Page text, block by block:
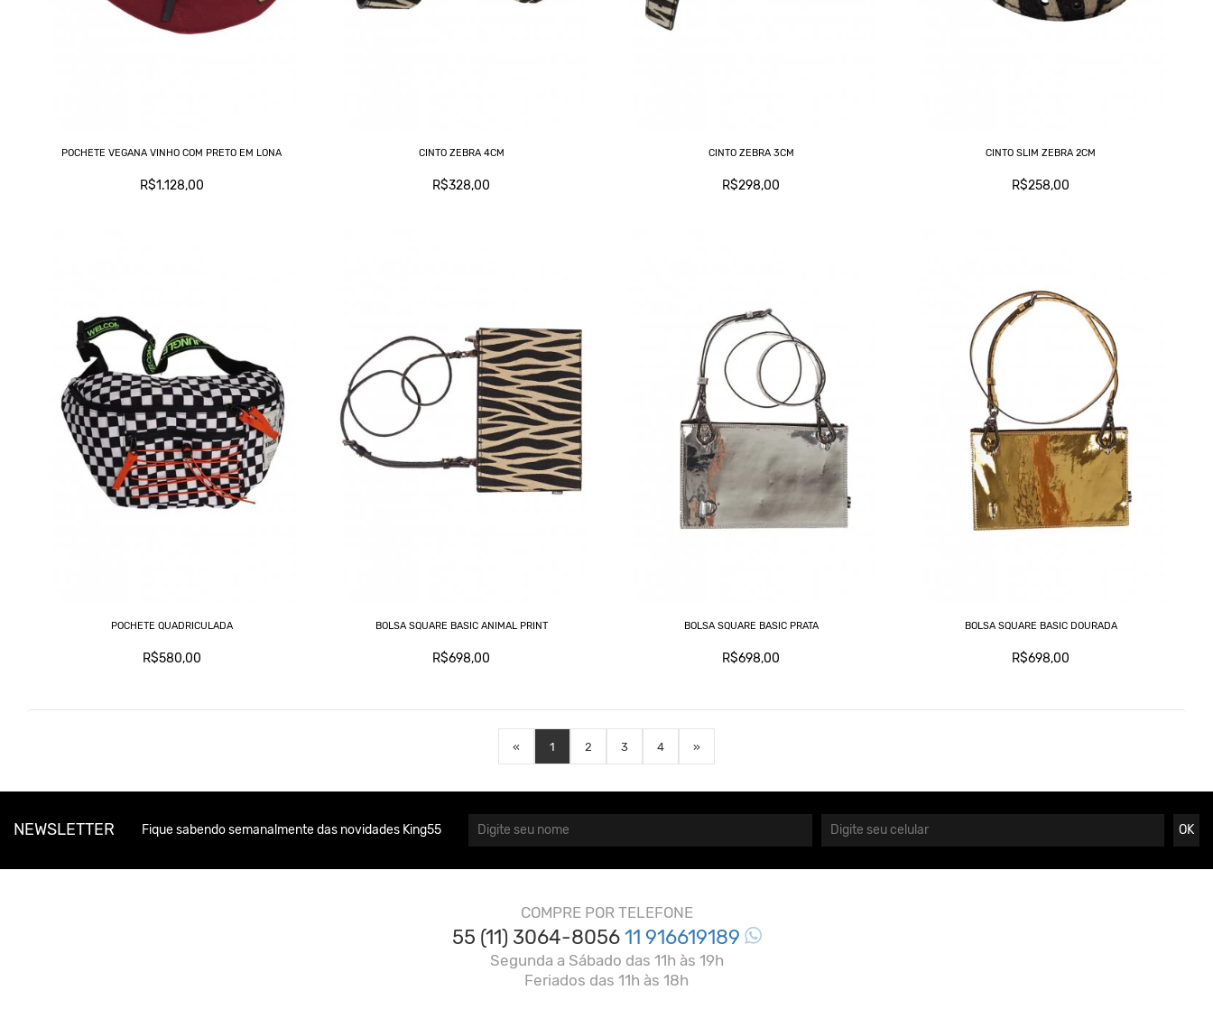
POCHETE VEGANA VINHO COM PRETO EM LONA
R$1.128,00
CINTO ZEBRA 4CM
R$328,00
CINTO ZEBRA 3CM
R$298,00
CINTO SLIM ZEBRA 2CM
R$258,00
POCHETE QUADRICULADA
R$580,00
BOLSA SQUARE BASIC ANIMAL PRINT
R$698,00
BOLSA SQUARE BASIC PRATA
R$698,00
BOLSA SQUARE BASIC DOURADA
R$698,00
« 1 2 3 4 »
NEWSLETTER Fique sabendo semanalmente das novidades King55 OK
COMPRE POR TELEFONE
55 (11) 3064-805611 916619189
Segunda a Sábado das 11h às 19h
Feriados das 11h às 18h